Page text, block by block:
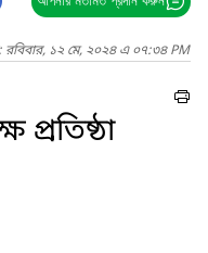
রবিবার, ১২ মে, ২০২৪ এ ০৭:৩৪ PM